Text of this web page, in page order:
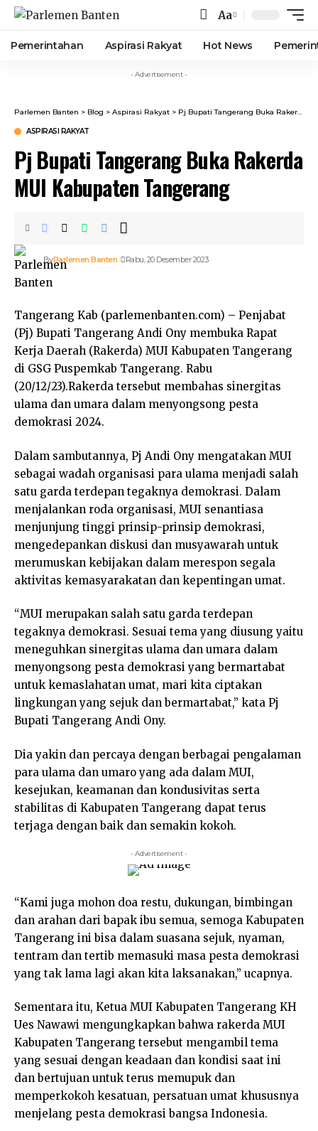
Font
Resizer
Aa
Pemerintahan Aspirasi Rakyat Hot News
- Advertisement -
Parlemen Banten > Blog > Aspirasi Rakyat > Pj Bupati Tangerang Buka Rakerda MUI Kabupaten Tangerang
ASPIRASI RAKYAT
Pj Bupati Tangerang Buka Rakerda
MUI Kabupaten Tangerang
ByParlemen Banten Rabu, 20 Desember 2023
Tangerang Kab (parlemenbanten.com) – Penjabat
(Pj) Bupati Tangerang Andi Ony membuka Rapat
Kerja Daerah (Rakerda) MUI Kabupaten Tangerang
di GSG Puspemkab Tangerang. Rabu
(20/12/23).Rakerda tersebut membahas sinergitas
ulama dan umara dalam menyongsong pesta
demokrasi 2024.
Dalam sambutannya, Pj Andi Ony mengatakan MUI
sebagai wadah organisasi para ulama menjadi salah
satu garda terdepan tegaknya demokrasi. Dalam
menjalankan roda organisasi, MUI senantiasa
menjunjung tinggi prinsip-prinsip demokrasi,
mengedepankan diskusi dan musyawarah untuk
merumuskan kebijakan dalam merespon segala
aktivitas kemasyarakatan dan kepentingan umat.
“MUI merupakan salah satu garda terdepan
tegaknya demokrasi. Sesuai tema yang diusung yaitu
meneguhkan sinergitas ulama dan umara dalam
menyongsong pesta demokrasi yang bermartabat
untuk kemaslahatan umat, mari kita ciptakan
lingkungan yang sejuk dan bermartabat,” kata Pj
Bupati Tangerang Andi Ony.
Dia yakin dan percaya dengan berbagai pengalaman
para ulama dan umaro yang ada dalam MUI,
kesejukan, keamanan dan kondusivitas serta
stabilitas di Kabupaten Tangerang dapat terus
terjaga dengan baik dan semakin kokoh.
- Advertisement -
“Kami juga mohon doa restu, dukungan, bimbingan
dan arahan dari bapak ibu semua, semoga Kabupaten
Tangerang ini bisa dalam suasana sejuk, nyaman,
tentram dan tertib memasuki masa pesta demokrasi
yang tak lama lagi akan kita laksanakan,” ucapnya.
Sementara itu, Ketua MUI Kabupaten Tangerang KH
Ues Nawawi mengungkapkan bahwa rakerda MUI
Kabupaten Tangerang tersebut mengambil tema
yang sesuai dengan keadaan dan kondisi saat ini
dan bertujuan untuk terus memupuk dan
memperkokoh kesatuan, persatuan umat khususnya
menjelang pesta demokrasi bangsa Indonesia.